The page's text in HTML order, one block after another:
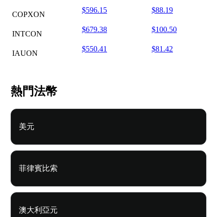
COPXON
$596.15 $88.19
INTCON
$679.38 $100.50
IAUON
$550.41 $81.42
熱門法幣
美元
菲律賓比索
澳大利亞元